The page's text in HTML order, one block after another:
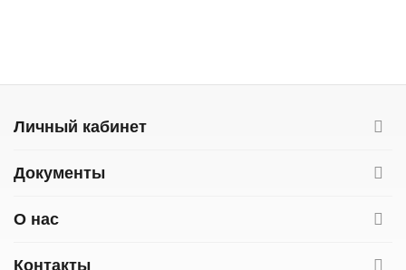
Личный кабинет
Документы
О нас
Контакты